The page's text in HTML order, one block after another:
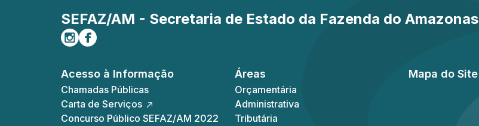
SEFAZ/AM - Secretaria de Estado da Fazenda do Amazonas
Siga-nos no Instagram
Curta-nos no Facebook
Acesso à Informação
Chamadas Públicas
Carta de Serviços
Concurso Público SEFAZ/AM 2022
Áreas
Orçamentária
Administrativa
Tributária
Mapa do Site